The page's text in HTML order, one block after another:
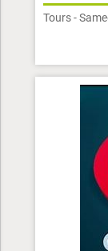
Tours -